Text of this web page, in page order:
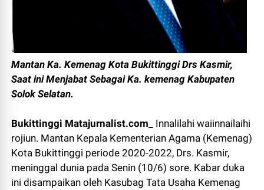
Mantan Ka. Kemenag Kota Bukittinggi Drs Kasmir,
Saat ini Menjabat Sebagai Ka. kemenag Kabupaten
Solok Selatan.
Bukittinggi Matajurnalist.com_ Innalilahi waiinnailaihi
rojiun. Mantan Kepala Kementerian Agama (Kemenag)
Kota Bukittinggi periode 2020-2022, Drs. Kasmir,
meninggal dunia pada Senin (10/6) sore. Kabar duka
ini disampaikan oleh Kasubag Tata Usaha Kemenag